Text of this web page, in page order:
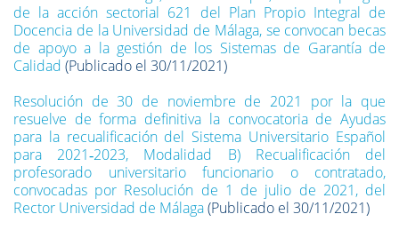
de la acción sectorial 621 del Plan Propio Integral de
Docencia de la Universidad de Málaga, se convocan becas
de apoyo a la gestión de los Sistemas de Garantía de
Calidad (Publicado el 30/11/2021)
Resolución de 30 de noviembre de 2021 por la que
resuelve de forma definitiva la convocatoria de Ayudas
para la recualificación del Sistema Universitario Español
para 2021‐2023, Modalidad B) Recualificación del
profesorado universitario funcionario o contratado,
convocadas por Resolución de 1 de julio de 2021, del
Rector Universidad de Málaga(Publicado el 30/11/2021)